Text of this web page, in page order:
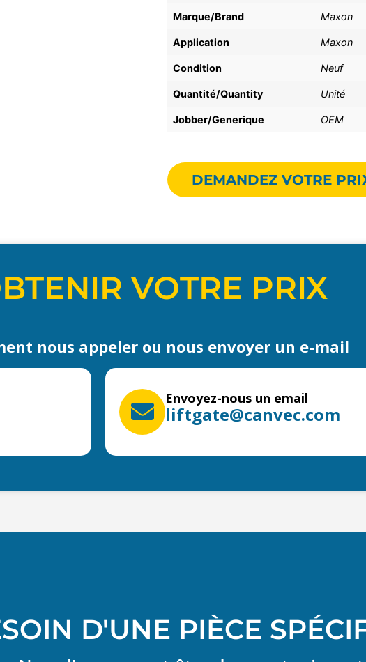
Marque/Brand Maxon
Application Maxon
Condition Neuf
Quantité/Quantity Unité
Jobber/Generique OEM
DEMANDEZ VOTRE
VOTRE PRIX
nous appeler ou nous envoyer un e-mail
Envoyez-nous un email
liftgate@canvec.com
D'UNE PIÈCE